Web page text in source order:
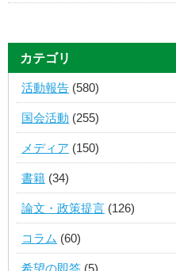
カテゴリ
活動報告 (580)
国会活動 (255)
メディア (150)
書籍 (34)
論文・政策提言 (126)
コラム (60)